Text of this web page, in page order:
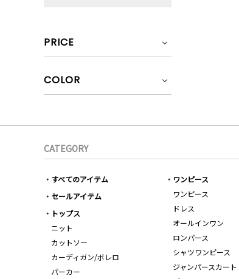
PRICE
COLOR
CATEGORY
すべてのアイテム
セールアイテム
トップス
ニット
カットソー
カーディガン/ボレロ
パーカー
ワンピース
ワンピース
ドレス
オールインワン
ロンパース
シャツワンピース
ジャンパースカート